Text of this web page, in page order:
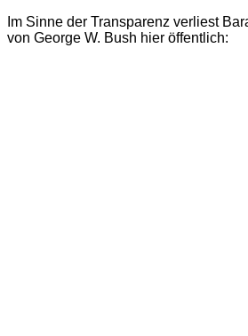
Im Sinne der Transparenz verliest
von George W. Bush hier öffentlich: